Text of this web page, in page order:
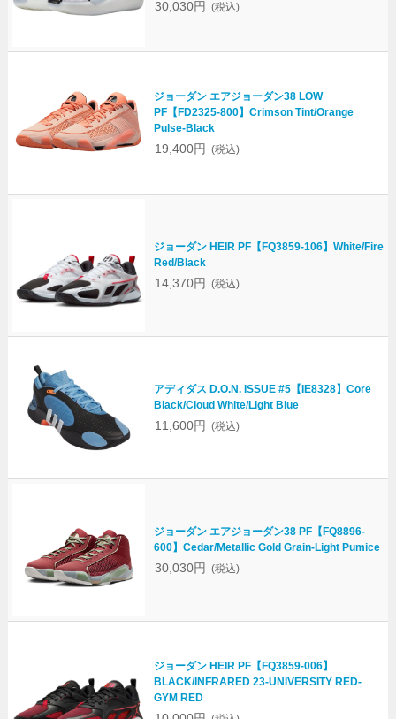
30,030円 (税込)
ジョーダン エアジョーダン38 LOW
PF【FD2325-800】Crimson Tint/Orange
Pulse-Black
19,400円 (税込)
ジョーダン HEIR PF【FQ3859-106】White/Fire
Red/Black
14,370円 (税込)
アディダス D.O.N. ISSUE #5【IE8328】Core
Black/Cloud White/Light Blue
11,600円 (税込)
ジョーダン エアジョーダン38 PF【FQ8896-
600】Cedar/Metallic Gold Grain-Light Pumice
30,030円 (税込)
ジョーダン HEIR PF【FQ3859-006】
BLACK/INFRARED 23-UNIVERSITY RED-
GYM RED